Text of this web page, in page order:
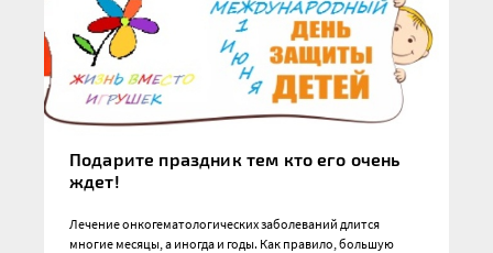
Подарите праздник тем кто его очень
ждет!
Лечение онкогематологических заболеваний длится
многие месяцы, а иногда и годы. Как правило, большую